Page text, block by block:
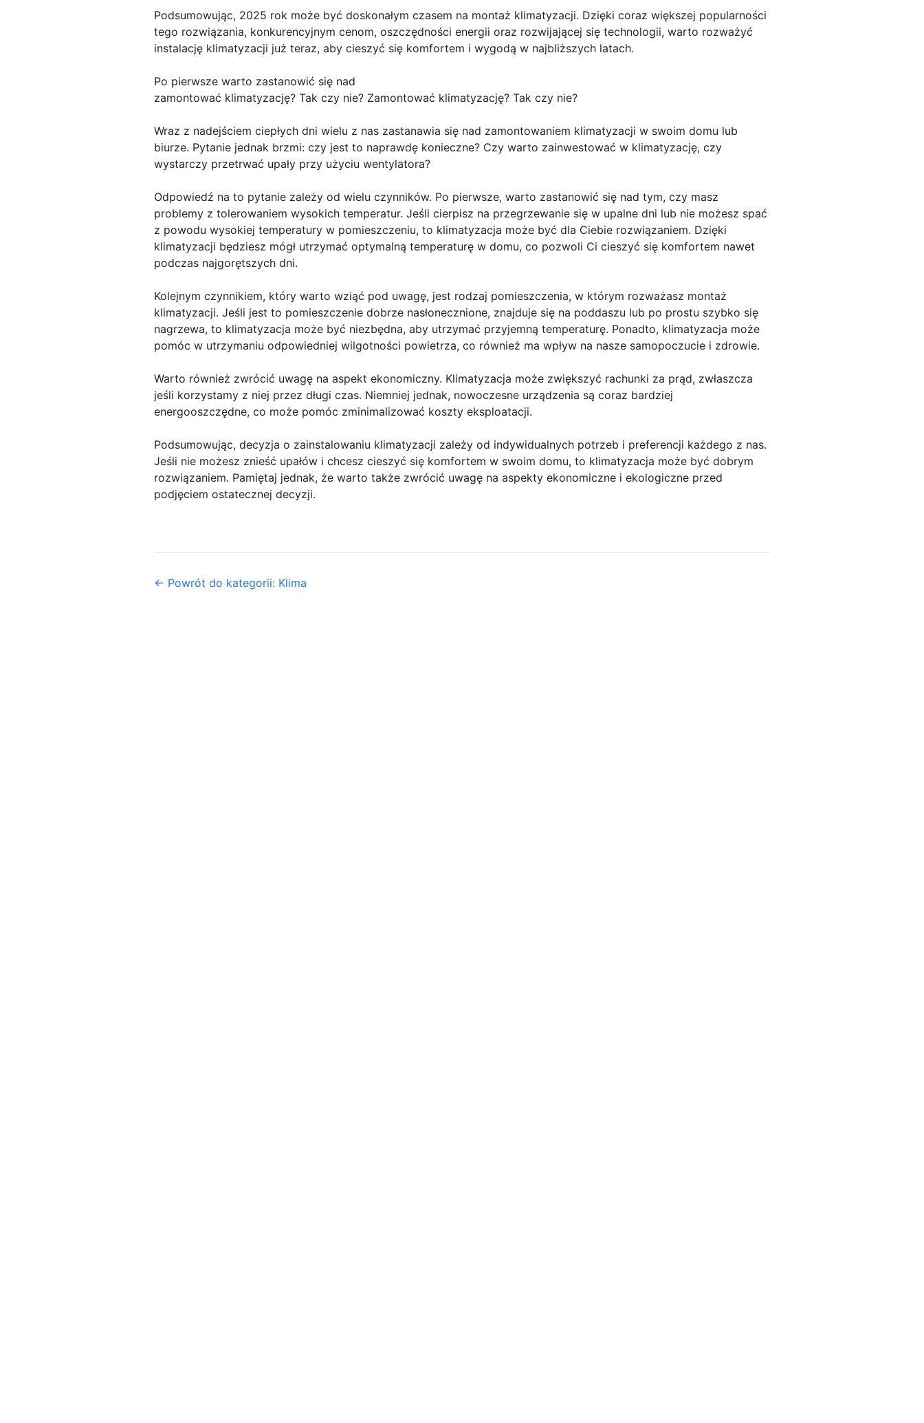
Podsumowując, 2025 rok może być doskonałym czasem na montaż klimatyzacji. Dzięki coraz większej popularności
tego rozwiązania, konkurencyjnym cenom, oszczędności energii oraz rozwijającej się technologii, warto rozważyć
instalację klimatyzacji już teraz, aby cieszyć się komfortem i wygodą w najbliższych latach.
Po pierwsze warto zastanowić się nad
zamontować klimatyzację? Tak czy nie? Zamontować klimatyzację? Tak czy nie?
Wraz z nadejściem ciepłych dni wielu z nas zastanawia się nad zamontowaniem klimatyzacji w swoim domu lub
biurze. Pytanie jednak brzmi: czy jest to naprawdę konieczne? Czy warto zainwestować w klimatyzację, czy
wystarczy przetrwać upały przy użyciu wentylatora?
Odpowiedź na to pytanie zależy od wielu czynników. Po pierwsze, warto zastanowić się nad tym, czy masz
problemy z tolerowaniem wysokich temperatur. Jeśli cierpisz na przegrzewanie się w upalne dni lub nie możesz spać
z powodu wysokiej temperatury w pomieszczeniu, to klimatyzacja może być dla Ciebie rozwiązaniem. Dzięki
klimatyzacji będziesz mógł utrzymać optymalną temperaturę w domu, co pozwoli Ci cieszyć się komfortem nawet
podczas najgorętszych dni.
Kolejnym czynnikiem, który warto wziąć pod uwagę, jest rodzaj pomieszczenia, w którym rozważasz montaż
klimatyzacji. Jeśli jest to pomieszczenie dobrze nasłonecznione, znajduje się na poddaszu lub po prostu szybko się
nagrzewa, to klimatyzacja może być niezbędna, aby utrzymać przyjemną temperaturę. Ponadto, klimatyzacja może
pomóc w utrzymaniu odpowiedniej wilgotności powietrza, co również ma wpływ na nasze samopoczucie i zdrowie.
Warto również zwrócić uwagę na aspekt ekonomiczny. Klimatyzacja może zwiększyć rachunki za prąd, zwłaszcza
jeśli korzystamy z niej przez długi czas. Niemniej jednak, nowoczesne urządzenia są coraz bardziej
energooszczędne, co może pomóc zminimalizować koszty eksploatacji.
Podsumowując, decyzja o zainstalowaniu klimatyzacji zależy od indywidualnych potrzeb i preferencji każdego z nas.
Jeśli nie możesz znieść upałów i chcesz cieszyć się komfortem w swoim domu, to klimatyzacja może być dobrym
rozwiązaniem. Pamiętaj jednak, że warto także zwrócić uwagę na aspekty ekonomiczne i ekologiczne przed
podjęciem ostatecznej decyzji.
← Powrót do kategorii: Klima